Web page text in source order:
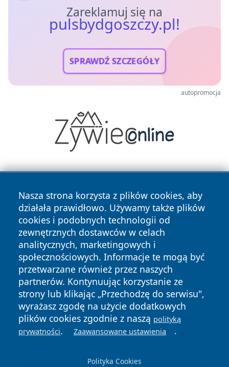
Zareklamuj się na
pulsbydgoszczy.pl!
SPRAWDŹ SZCZEGÓŁY
autopromocja
Nasza strona korzysta z plików cookies, aby
działała prawidłowo. Używamy także plików
cookies i podobnych technologii od
zewnętrznych dostawców w celach
analitycznych, marketingowych i
społecznościowych. Informacje te mogą być
przetwarzane również przez naszych
partnerów. Kontynuując korzystanie ze
strony lub klikając „Przechodzę do serwisu",
wyrażasz zgodę na użycie dodatkowych
plików cookies zgodnie z naszą polityką
prywatności. Zaawansowane ustawienia .
Polityka Cookies
Copyright © 2026 pulsbydgoszczy.pl Wszystkie prawa
zastrzeżone.
News Autorzy
Polityka
Prywatności
Polityka
Cookies